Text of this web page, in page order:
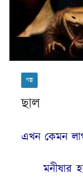
গল্প
ছাল
এখন কেমন
মনীষার